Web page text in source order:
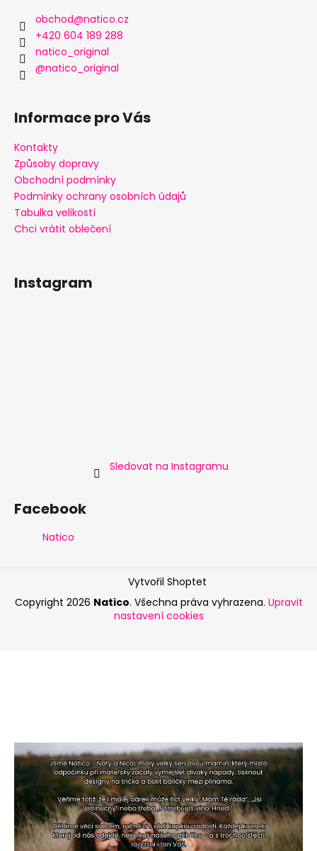
obchod@natico.cz
+420 604 189 288
natico_original
@natico_original
Informace pro Vás
Kontakty
Způsoby dopravy
Obchodní podmínky
Podmínky ochrany osobních údajů
Tabulka velikostí
Chci vrátit oblečení
Instagram
Sledovat na Instagramu
Facebook
Natico
Vytvořil Shoptet
Copyright 2026 Natico. Všechna práva vyhrazena. Upravit
nastavení cookies